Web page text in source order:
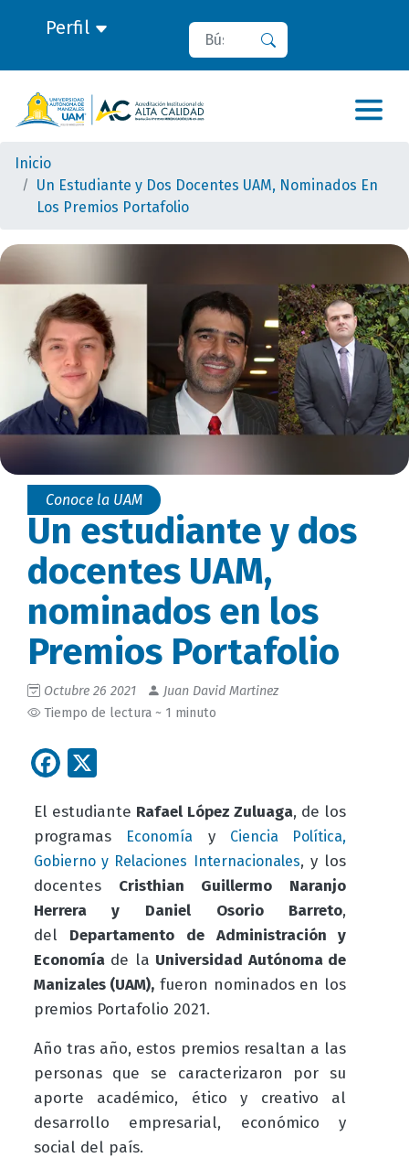
Perfil Buscar
Inicio
Un Estudiante y Dos Docentes UAM, Nominados En
Los Premios Portafolio
Conoce la UAM
Un estudiante y dos
docentes UAM,
nominados en los
Premios Portafolio
Octubre 26 2021
Juan David Martinez
Tiempo de lectura ~ 1 minuto
Facebook
El estudiante Rafael López Zuluaga, de los
programas
Economía y
Ciencia Política,
Gobierno y Relaciones Internacionales, y los
docentesCristhian Guillermo Naranjo
Herrera y Daniel Osorio Barreto,
del Departamento de Administración y
Economíade la Universidad Autónoma de
Manizales (UAM), fueron nominados en los
premios Portafolio 2021.
Año tras año, estos premios resaltan a las
personas que se caracterizaron por su
aporte académico, ético y creativo al
desarrollo empresarial, económico y
social del país.